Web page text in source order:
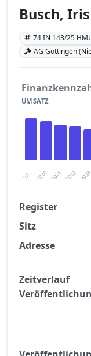
Busch,
74 IN 143/25
AG Göttingen
UMSATZ
20… 2021 2023
2020 2022
Register
Sitz
Adresse
Zeitverlauf